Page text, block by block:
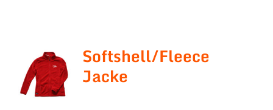
Softshell/Fleece
Jacke